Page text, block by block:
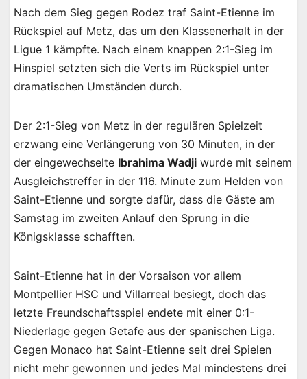
Nach dem Sieg gegen Rodez traf Saint-Etienne im
Rückspiel auf Metz, das um den Klassenerhalt in der
Ligue 1 kämpfte. Nach einem knappen 2:1-Sieg im
Hinspiel setzten sich die Verts im Rückspiel unter
dramatischen Umständen durch.
Der 2:1-Sieg von Metz in der regulären Spielzeit
erzwang eine Verlängerung von 30 Minuten, in der
der eingewechselte Ibrahima Wadji wurde mit seinem
Ausgleichstreffer in der 116. Minute zum Helden von
Saint-Etienne und sorgte dafür, dass die Gäste am
Samstag im zweiten Anlauf den Sprung in die
Königsklasse schafften.
Saint-Etienne hat in der Vorsaison vor allem
Montpellier HSC und Villarreal besiegt, doch das
letzte Freundschaftsspiel endete mit einer 0:1-
Niederlage gegen Getafe aus der spanischen Liga.
Gegen Monaco hat Saint-Etienne seit drei Spielen
nicht mehr gewonnen und jedes Mal mindestens drei